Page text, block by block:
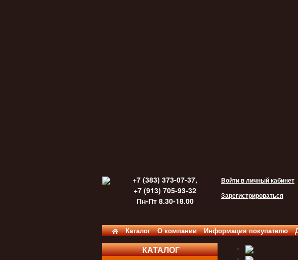
+7 (383) 373-07-37,
+7 (913) 705-93-32
Пн-Пт 8.30-18.00
Войти в личный кабинет
Зарегистрироваться
Каталог О компании Информация покупателю
КАТАЛОГ